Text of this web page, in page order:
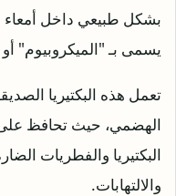
بشكل طبيعي داخل أمعاء
يسمى بـ "الميكروبيوم" أو
تعمل هذه البكتيريا
الهضمي، حيث تحافظ على
البكتيريا والفطريات
والالتهابات.